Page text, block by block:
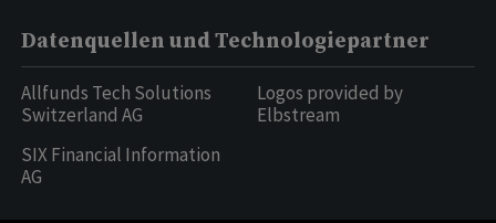
Datenquellen und Technologiepartner
Allfunds Tech Solutions
Switzerland AG
SIX Financial Information
AG
Logos provided by
Elbstream